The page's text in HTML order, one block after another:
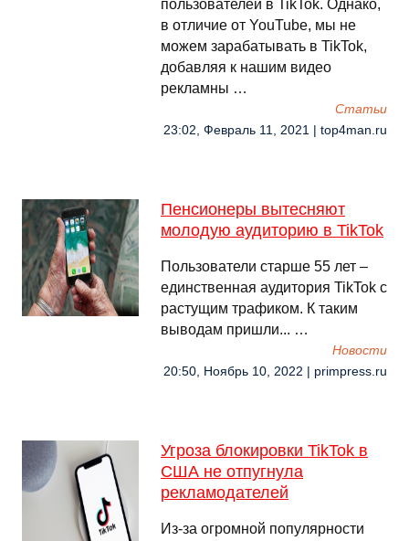
пользователей в TikTok. Однако,
в отличие от YouTube, мы не
можем зарабатывать в TikTok,
добавляя к нашим видео
рекламны …
Cтатьи
23:02, Февраль 11, 2021 | top4man.ru
Пенсионеры вытесняют
молодую аудиторию в TikTok
Пользователи старше 55 лет –
единственная аудитория TikTok с
растущим трафиком. К таким
выводам пришли... …
Новости
20:50, Ноябрь 10, 2022 | primpress.ru
Угроза блокировки TikTok в
США не отпугнула
рекламодателей
Из-за огромной популярности